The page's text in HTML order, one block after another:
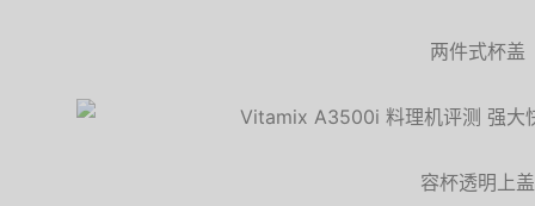
两件式杯盖
容杯透明上盖